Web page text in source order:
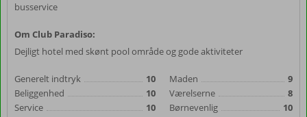
busservice
Om Club Paradiso:
Dejligt hotel med skønt pool område og gode aktiviteter
Generelt indtryk
10
Beliggenhed
10
Service
10
Maden
9
Værelserne
8
Børnevenlig
10